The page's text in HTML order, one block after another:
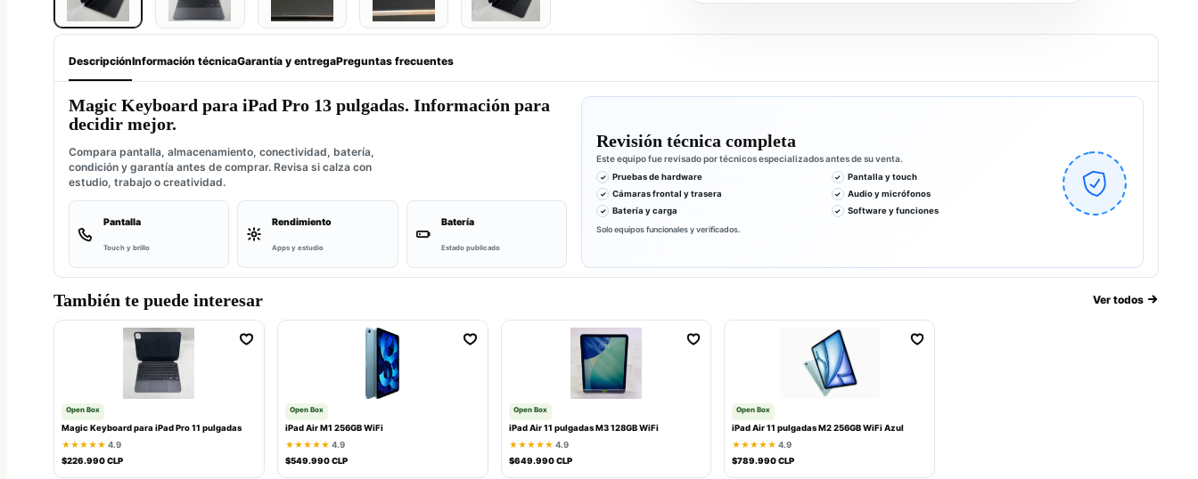
DescripciónInformación técnicaGarantía y entregaPreguntas frecuentes
Magic Keyboard para iPad Pro 13 pulgadas. Información para
decidir mejor.
Compara pantalla, almacenamiento, conectividad, batería,
condición y garantía antes de comprar. Revisa si calza con
estudio, trabajo o creatividad.
Pantalla
Touch y brillo
Rendimiento
Apps y estudio
Batería
Estado publicado
Revisión técnica completa
Este equipo fue revisado por técnicos especializados antes de su venta.
Pruebas de hardware
Pantalla y touch
Cámaras frontal y trasera
Audio y micrófonos
Batería y carga
Software y funciones
Solo equipos funcionales y verificados.
También te puede interesar Ver todos
Open Box
Magic Keyboard para iPad Pro 11 pulgadas
★★★★★ 4.9
$226.990 CLP
Open Box
iPad Air M1 256GB WiFi
★★★★★ 4.9
$549.990 CLP
Open Box
iPad Air 11 pulgadas M3 128GB WiFi
★★★★★ 4.9
$649.990 CLP
Open Box
iPad Air 11 pulgadas M2 256GB WiFi Azul
★★★★★ 4.9
$789.990 CLP